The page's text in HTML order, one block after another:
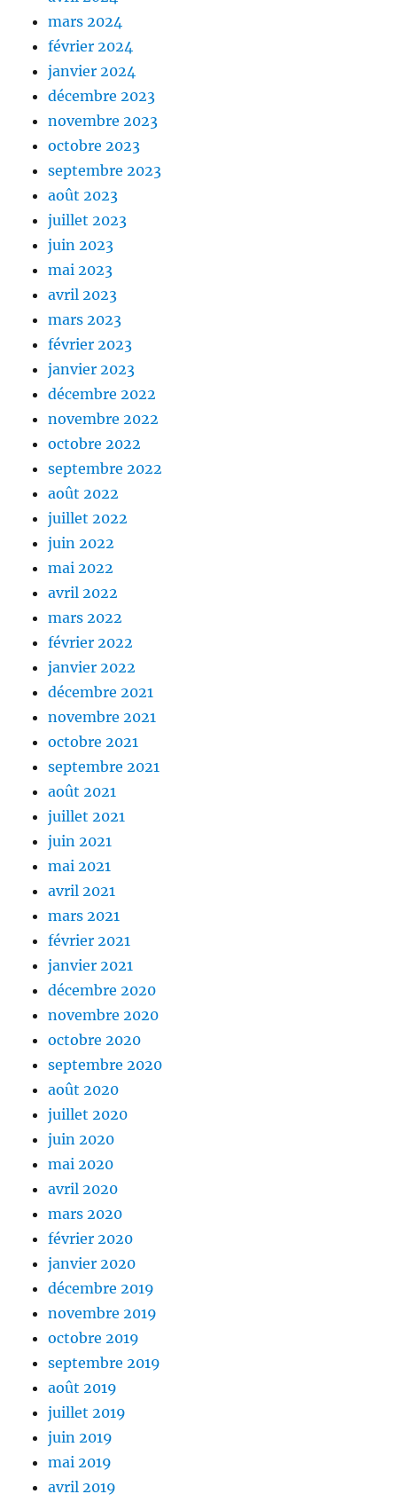
mars 2024
février 2024
janvier 2024
décembre 2023
novembre 2023
octobre 2023
septembre 2023
août 2023
juillet 2023
juin 2023
mai 2023
avril 2023
mars 2023
février 2023
janvier 2023
décembre 2022
novembre 2022
octobre 2022
septembre 2022
août 2022
juillet 2022
juin 2022
mai 2022
avril 2022
mars 2022
février 2022
janvier 2022
décembre 2021
novembre 2021
octobre 2021
septembre 2021
août 2021
juillet 2021
juin 2021
mai 2021
avril 2021
mars 2021
février 2021
janvier 2021
décembre 2020
novembre 2020
octobre 2020
septembre 2020
août 2020
juillet 2020
juin 2020
mai 2020
avril 2020
mars 2020
février 2020
janvier 2020
décembre 2019
novembre 2019
octobre 2019
septembre 2019
août 2019
juillet 2019
juin 2019
mai 2019
avril 2019